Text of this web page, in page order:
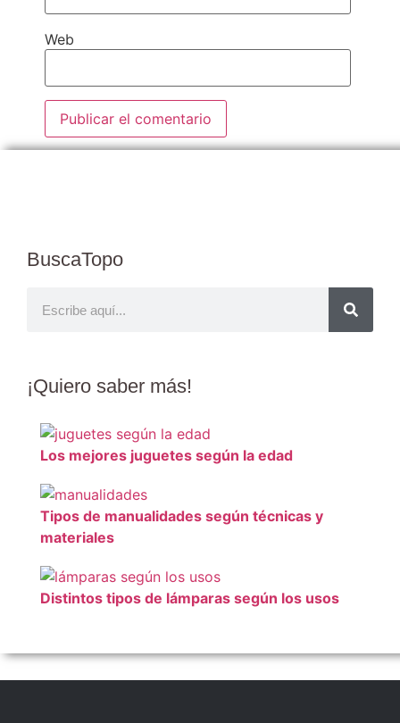
Web
BuscaTopo
¡Quiero saber más!
Los mejores juguetes según la edad
Tipos de manualidades según técnicas y
materiales
Distintos tipos de lámparas según los usos